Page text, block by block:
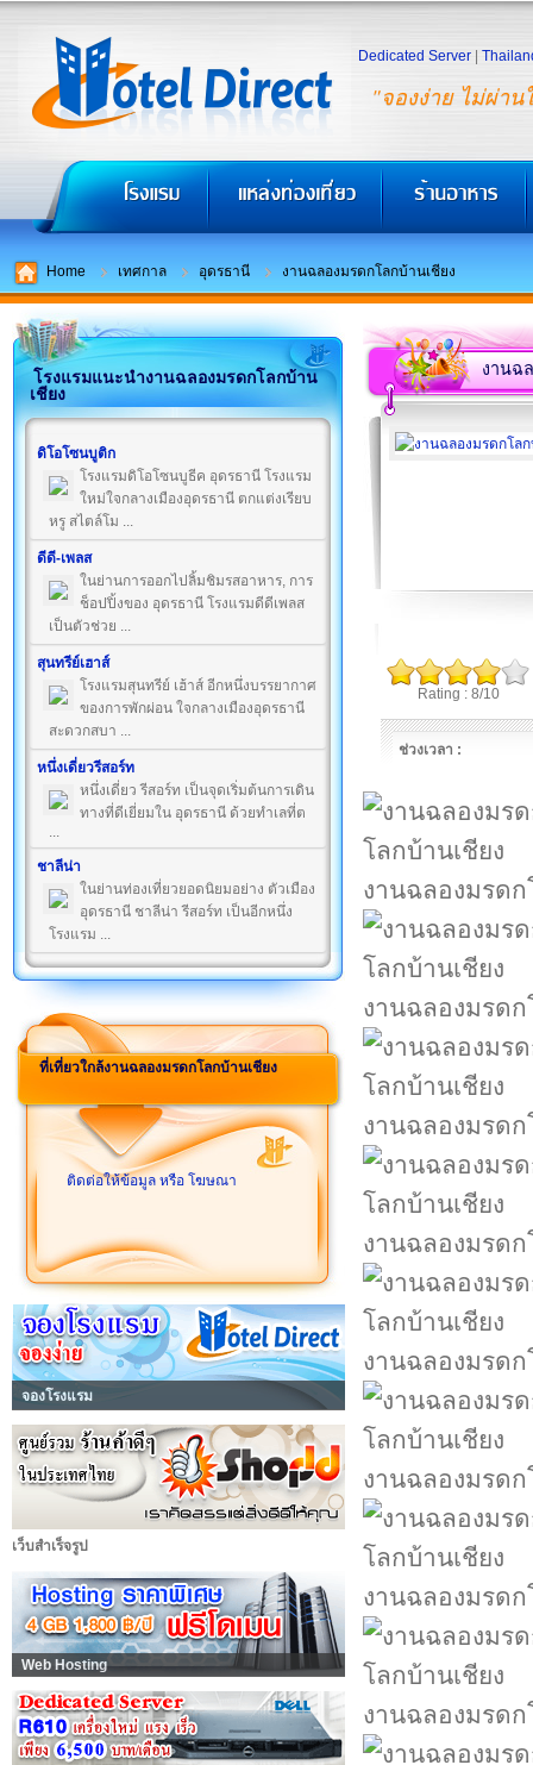
"จองง่าย ไม่ผ่าน
Dedicated Server
Home เทศกาล อุดรธานี งานฉลองมรดกโลกบ้านเชียง
โรงแรมแนะนำงานฉลองมรดกโลกบ้าน
เชียง
ดิโอโซนบูติก
โรงแรมดิโอโซนบูธีค อุดรธานี โรงแรม
ใหม่ใจกลางเมืองอุดรธานี ตกแต่งเรียบ
หรู สไตล์โม ...
ดีดี-เพลส
ในย่านการออกไปลิ้มชิมรสอาหาร, การ
ช็อปปิ้งของ อุดรธานี โรงแรมดีดีเพลส
เป็นตัวช่วย ...
สุนทรีย์เฮาส์
โรงแรมสุนทรีย์ เฮ้าส์ อีกหนึ่งบรรยากาศ
ของการพักผ่อน ใจกลางเมืองอุดรธานี
สะดวกสบา ...
หนึ่งเดี่ยวรีสอร์ท
หนึ่งเดี่ยว รีสอร์ท เป็นจุดเริ่มต้นการเดิน
ทางที่ดีเยี่ยมใน อุดรธานี ด้วยทำเลที่ต
...
ชาลีน่า
ในย่านท่องเที่ยวยอดนิยมอย่าง ตัวเมือง
อุดรธานี ชาลีน่า รีสอร์ท เป็นอีกหนึ่ง
โรงแรม ...
ที่เที่ยวใกล้งานฉลองมรดกโลกบ้านเชียง
ติดต่อให้ข้อมูล หรือ โฆษณา
จองโรงแรม
เว็บสำเร็จรูป
Web Hosting
งานฉ
Rating : 8/10
ช่วงเวลา :
งานฉลองมรดก
งานฉลองมรดก
งานฉลองมรดก
งานฉลองมรดก
งานฉลองมรดก
งานฉลองมรดก
งานฉลองมรดก
งานฉลองมรดก